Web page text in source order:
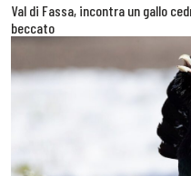
Val di Fassa, incontra un gallo
beccato